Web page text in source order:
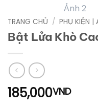
TRANG CHỦ / PHỤ KIỆN |
Bật Lửa Khò
185,000VND